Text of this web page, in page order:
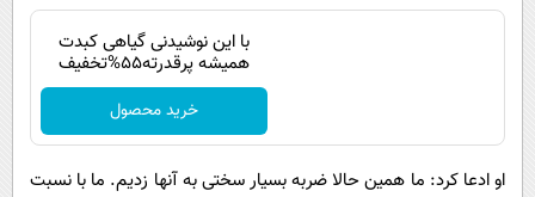
با این نوشیدنی گیاهی کبدت
همیشه پرقدرته55%تخفیف
خرید محصول
او ادعا کرد: ما همین حالا ضربه بسیار سختی به آنها زدیم. ما با نسبت